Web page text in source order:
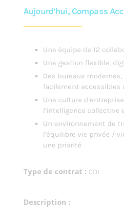
Aujourd’hui, Compass
Une équipe de 12
Une gestion flexible,
Des bureaux
facilement accessibles
Une culture
l’intelligence collective
Un environnement de
l’équilibre vie privée /
une priorité
Type de contrat : CDI
Description :